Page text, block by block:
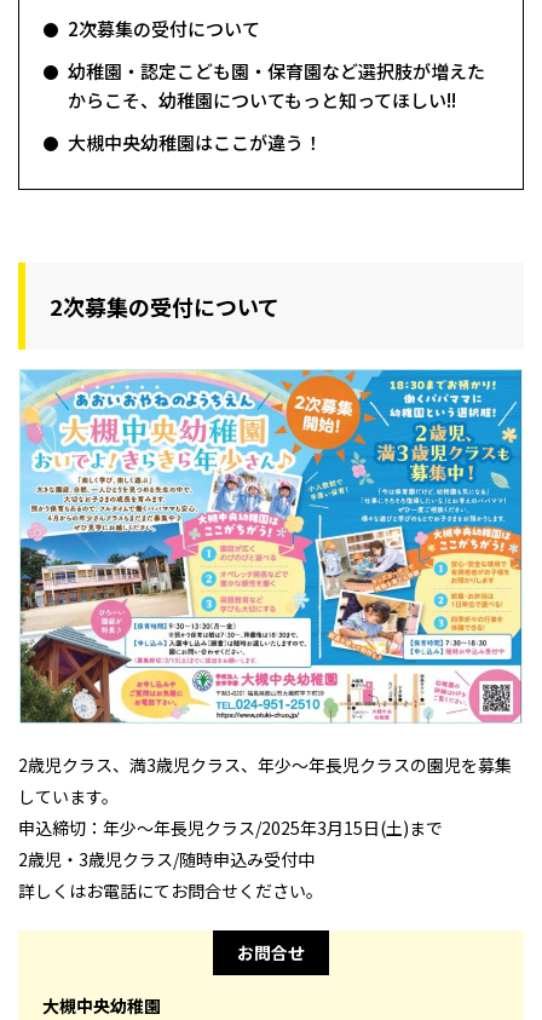
ランチ その他
その他
その他
2次募集の受付について
幼稚園・認定こども園・保育園など選択肢が増えた
からこそ、幼稚園についてもっと知ってほしい!!
大槻中央幼稚園はここが違う！
2次募集の受付について
2歳児クラス、満3歳児クラス、年少～年長児クラスの園児を募集
しています。
申込締切：年少～年長児クラス/2025年3月15日(土)まで
2歳児・3歳児クラス/随時申込み受付中
詳しくはお電話にてお問合せください。
お問合せ
大槻中央幼稚園